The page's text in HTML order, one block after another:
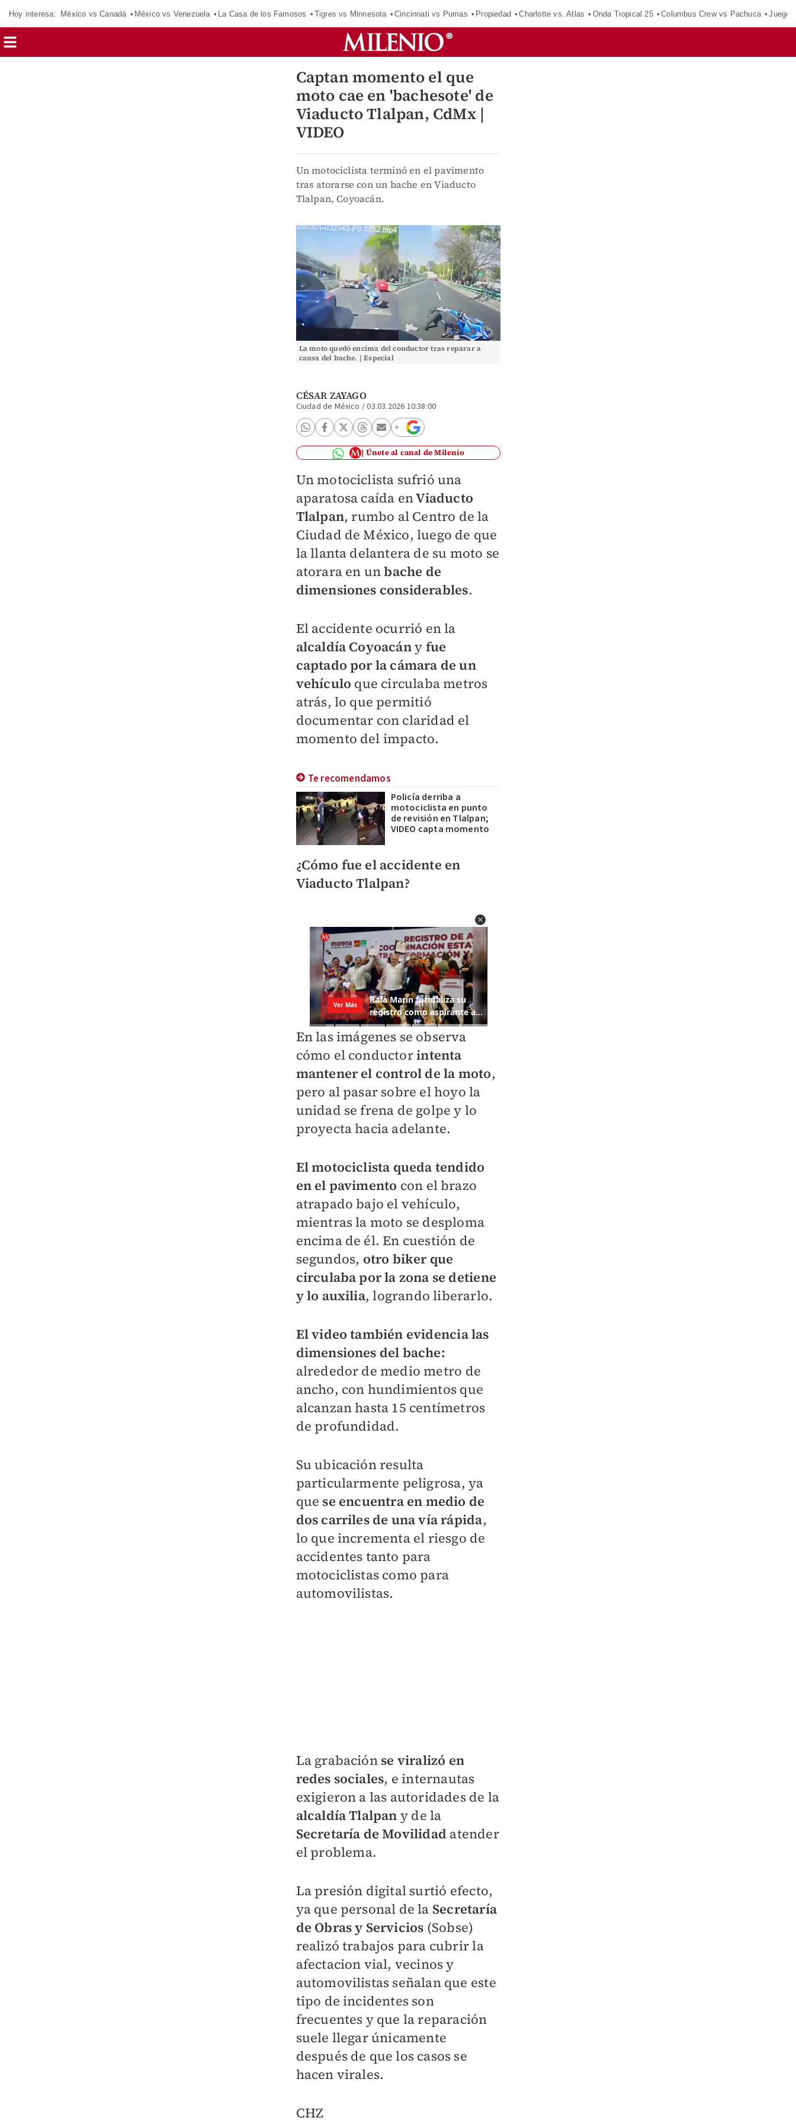
Hoy interesa: México vs Canadá México vs Venezuela La Casa de los Famosos Tigres vs Minnesota Cincinnati vs Pumas Propiedad Charlotte vs. Atlas Onda Tropical 25 Columbus Crew vs Pachuca
Captan momento el que
moto cae en 'bachesote' de
Viaducto Tlalpan, CdMx |
VIDEO
Un motociclista terminó en el pavimento
tras atorarse con un bache en Viaducto
Tlalpan, Coyoacán.
La moto quedó encima del conductor tras reparar a
causa del bache. | Especial
CÉSAR ZAYAGO
Ciudad de México /03.03.2026 10:38:00
Únete al canal de Milenio
Un motociclista sufrió una
aparatosa caída enViaducto
Tlalpan, rumbo al Centro de la
Ciudad de México, luego de que
la llanta delantera de su moto se
atorara en unbache de
dimensiones considerables.
El accidente ocurrió en la
alcaldía Coyoacány fue
captado por la cámara de un
vehículo que circulaba metros
atrás, lo que permitió
documentar con claridad el
momento del impacto.
Te recomendamos
Policía derriba a
motociclista en punto
de revisión en Tlalpan;
VIDEO capta momento
¿Cómo fue el accidente en
Viaducto Tlalpan?
En las imágenes se observa
cómo el conductorintenta
mantener el control de la moto,
pero al pasar sobre el hoyo la
unidad se frena de golpe y lo
proyecta hacia adelante.
El motociclista queda tendido
en el pavimento con el brazo
atrapado bajo el vehículo,
mientras la moto se desploma
encima de él. En cuestión de
segundos, otro biker que
circulaba por la zona se detiene
y lo auxilia, logrando liberarlo.
El video también evidencia las
dimensiones del bache:
alrededor de medio metro de
ancho, con hundimientos que
alcanzan hasta 15 centímetros
de profundidad.
Su ubicación resulta
particularmente peligrosa, ya
que se encuentra en medio de
dos carriles de una vía rápida,
lo que incrementa el riesgo de
accidentes tanto para
motociclistas como para
automovilistas.
La grabación se viralizó en
redes sociales, e internautas
exigieron a las autoridades de la
alcaldía Tlalpan y de la
Secretaría de Movilidad atender
el problema.
La presión digital surtió efecto,
ya que personal de la Secretaría
de Obras y Servicios (Sobse)
realizó trabajos para cubrir la
afectacion vial, vecinos y
automovilistas señalan que este
tipo de incidentes son
frecuentes y que la reparación
suele llegar únicamente
después de que los casos se
hacen virales.
CHZ